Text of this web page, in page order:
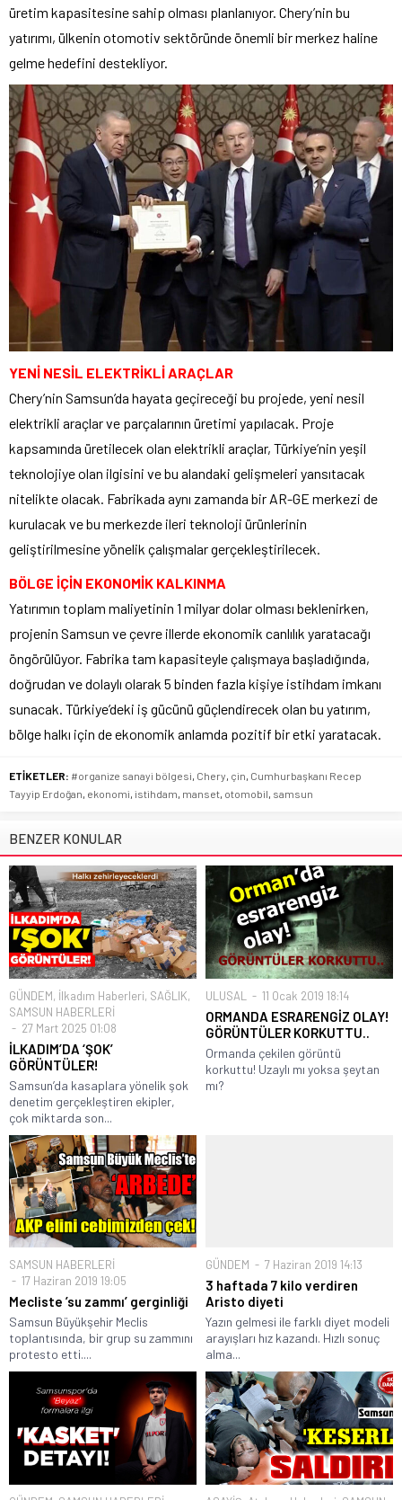
üretim kapasitesine sahip olması planlanıyor. Chery’nin bu
yatırımı, ülkenin otomotiv sektöründe önemli bir merkez haline
gelme hedefini destekliyor.
YENİ NESİL ELEKTRİKLİ ARAÇLAR
Chery’nin Samsun’da hayata geçireceği bu projede, yeni nesil
elektrikli araçlar ve parçalarının üretimi yapılacak. Proje
kapsamında üretilecek olan elektrikli araçlar, Türkiye’nin yeşil
teknolojiye olan ilgisini ve bu alandaki gelişmeleri yansıtacak
nitelikte olacak. Fabrikada aynı zamanda bir AR-GE merkezi de
kurulacak ve bu merkezde ileri teknoloji ürünlerinin
geliştirilmesine yönelik çalışmalar gerçekleştirilecek.
BÖLGE İÇİN EKONOMİK KALKINMA
Yatırımın toplam maliyetinin 1 milyar dolar olması beklenirken,
projenin Samsun ve çevre illerde ekonomik canlılık yaratacağı
öngörülüyor. Fabrika tam kapasiteyle çalışmaya başladığında,
doğrudan ve dolaylı olarak 5 binden fazla kişiye istihdam imkanı
sunacak. Türkiye’deki iş gücünü güçlendirecek olan bu yatırım,
bölge halkı için de ekonomik anlamda pozitif bir etki yaratacak.
ETİKETLER: #organize sanayi bölgesi, Chery, çin, Cumhurbaşkanı Recep
Tayyip Erdoğan, ekonomi, istihdam, manset, otomobil, samsun
BENZER KONULAR
GÜNDEM, İlkadım Haberleri, SAĞLIK,
SAMSUN HABERLERİ
27 Mart 2025 01:08
İLKADIM’DA ‘ŞOK’
GÖRÜNTÜLER!
Samsun’da kasaplara yönelik şok
denetim gerçekleştiren ekipler,
çok miktarda son...
ULUSAL 11 Ocak 2019 18:14
ORMANDA ESRARENGİZ OLAY!
GÖRÜNTÜLER KORKUTTU..
Ormanda çekilen görüntü
korkuttu! Uzaylı mı yoksa şeytan
mı?
SAMSUN HABERLERİ
17 Haziran 2019 19:05
Mecliste ’su zammı’ gerginliği
Samsun Büyükşehir Meclis
toplantısında, bir grup su zammını
protesto etti....
GÜNDEM 7 Haziran 2019 14:13
3 haftada 7 kilo verdiren
Aristo diyeti
Yazın gelmesi ile farklı diyet modeli
arayışları hız kazandı. Hızlı sonuç
alma...